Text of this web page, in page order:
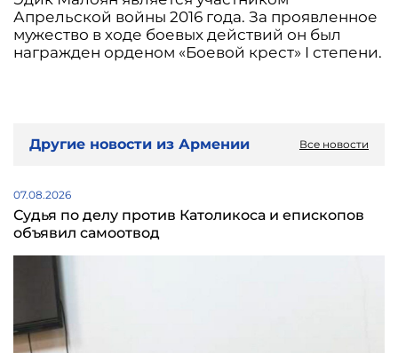
Апрельской войны 2016 года. За проявленное
мужество в ходе боевых действий он был
награжден орденом «Боевой крест» I степени.
Другие новости из Армении Все новости
07.08.2026
Судья по делу против Католикоса и епископов
объявил самоотвод